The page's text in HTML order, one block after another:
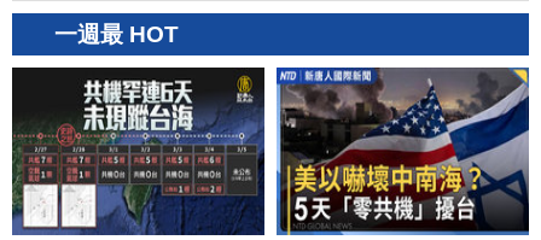
一週最 HOT